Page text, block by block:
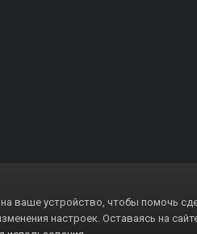
на ваше устройство, чтобы помочь
настроек. Оставаясь на